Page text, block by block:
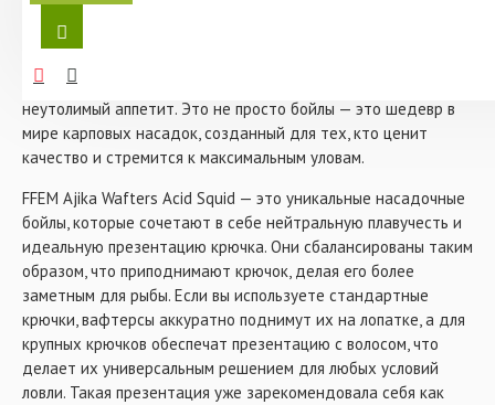
Характеристики:
- Аромат: кальмар и клюква
- Форма: dumbells
- Размер: 10х13 мм
ключ к успеху в карповой ловле. Представьте, как ваша
приманка мягко опускается на дно, привлекая внимание
дополненный кислинкой клюквы, пробуждает у рыбы
неутолимый аппетит. Это не просто бойлы — это шедевр в
мире карповых насадок, созданный для тех, кто ценит
качество и стремится к максимальным уловам.
FFEM Ajika Wafters Acid Squid — это уникальные насадочные
бойлы, которые сочетают в себе нейтральную плавучесть и
идеальную презентацию крючка. Они сбалансированы таким
образом, что приподнимают крючок, делая его более
заметным для рыбы. Если вы используете стандартные
крючки, вафтерсы аккуратно поднимут их на лопатке, а для
крупных крючков обеспечат презентацию с волосом, что
делает их универсальным решением для любых условий
ловли. Такая презентация уже зарекомендовала себя как